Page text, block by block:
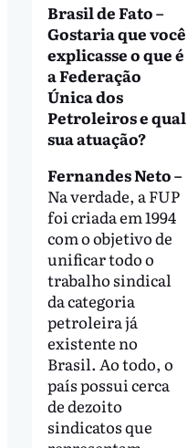
Brasil de Fato –
Gostaria que você
explicasse o que é
a Federação
Única dos
Petroleiros e qual
sua atuação?
Fernandes Neto –
Na verdade, a FUP
foi criada em 1994
com o objetivo de
unificar todo o
trabalho sindical
da categoria
petroleira já
existente no
Brasil. Ao todo, o
país possui cerca
de dezoito
sindicatos que